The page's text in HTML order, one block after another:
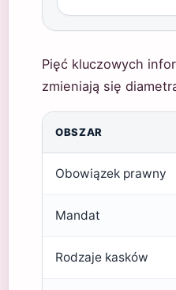
Pięć kluczowych
zmieniają się
OBSZAR
Obowiązek prawny
Mandat
Rodzaje kasków